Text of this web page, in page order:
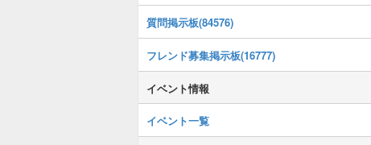
質問掲示板(84576)
フレンド募集掲示板(16777)
イベント情報
イベント一覧